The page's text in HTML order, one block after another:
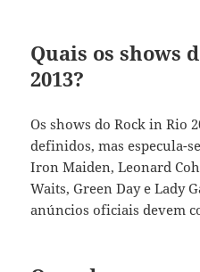
Quais os shows
2013?
Os shows do Rock in Rio
definidos, mas especula-
Iron Maiden, Leonard
Waits, Green Day e Lady
anúncios oficiais devem